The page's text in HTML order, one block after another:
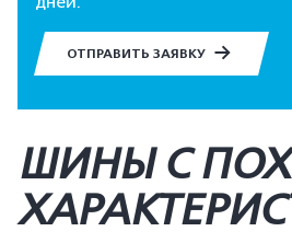
ОТПРАВИТЬ ЗАЯВКУ
ШИНЫ С